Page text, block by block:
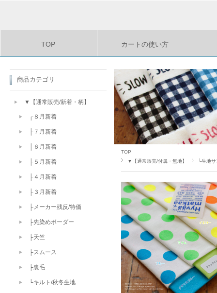
TOP カートの使い方
TOP
▼【通常販売/付属・無地】
└生地
商品カテゴリ
▼【通常販売/新着・柄】
┌８月新着
├７月新着
├６月新着
├５月新着
├４月新着
├３月新着
├メーカー残反/特価
├先染めボーダー
├天竺
├スムース
├裏毛
└キルト/秋冬生地